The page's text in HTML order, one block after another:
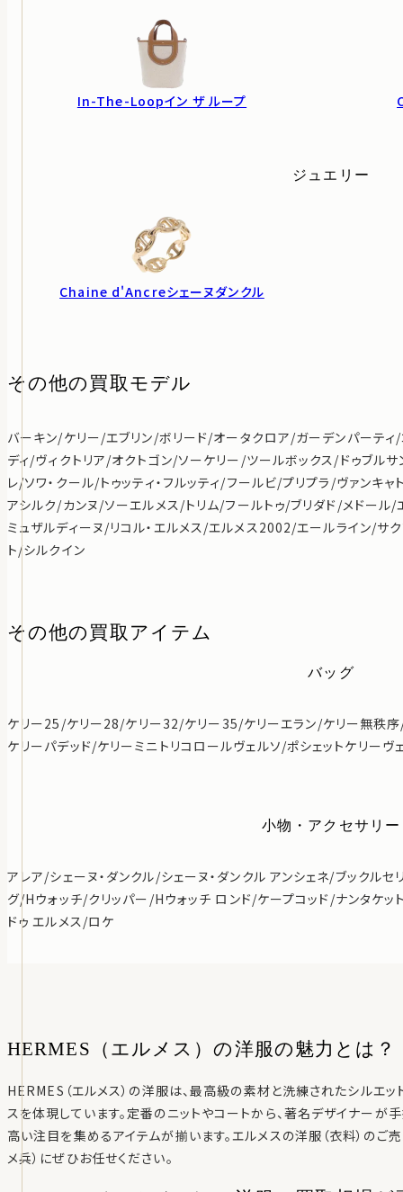
In-The-Loopイン ザ ループ
ジュエリー
Chaine d'Ancreシェーヌダンクル
その他の買取モデル
バーキン/ケリー/エブリン/ボリード/オータクロア/ガーデンパーテ
ディ/ヴィクトリア/オクトゴン/ソーケリー/ツールボックス/ドゥブル
レ/ソワ・クール/トゥッティ・フルッティ/フールビ/プリプラ/ヴァンキ
アシルク/カンヌ/ソーエルメス/トリム/フールトゥ/ブリダド/メドール
ミュザルディーヌ/リコル・エルメス/エルメス2002/エールライン/サ
ト/シルクイン
その他の買取アイテム
バッグ
ケリー25/ケリー28/ケリー32/ケリー35/ケリーエラン/ケリー無秩
ケリーパデッド/ケリーミニトリコロールヴェルソ/ポシェットケリーヴ
小物・アクセサリー
アレア/シェーヌ・ダンクル/シェーヌ・ダンクル アンシェネ/ブックル
グ/Hウォッチ/クリッパー/Hウォッチ ロンド/ケープコッド/ナンタケ
ドゥ エルメス/ロケ
HERMES（エルメス）の洋服の魅力とは？
HERMES（エルメス）の洋服は、最高級の素材と洗練されたシルエ
スを体現しています。定番のニットやコートから、著名デザイナーが
高い注目を集めるアイテムが揃います。エルメスの洋服（衣料）のご
メ兵）にぜひお任せください。